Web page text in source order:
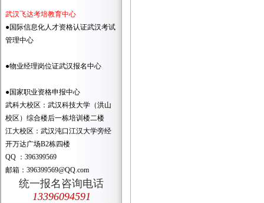
武汉飞达考培教育中心
●国际信息化人才资格认证武汉考试
管理中心
●物业经理岗位证武汉报名中心
●国家职业资格申报中心
武科大校区：武汉科技大学（洪山
校区）综合楼后一栋培训楼二楼
江大校区：武汉沌口江汉大学旁经
开万达广场B2栋四楼
QQ ：396399569
邮箱：396399569@QQ.com
统一报名咨询电话
13396094591